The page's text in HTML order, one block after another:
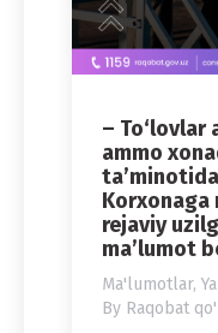
– To‘lovlar
ammo
rejaviy
ma’lumot
Ma'lumotlar,
By Raqobat